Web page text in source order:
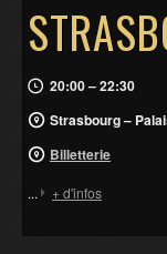
20:00 – 22:30
Strasbourg –
Billetterie
... + d'infos